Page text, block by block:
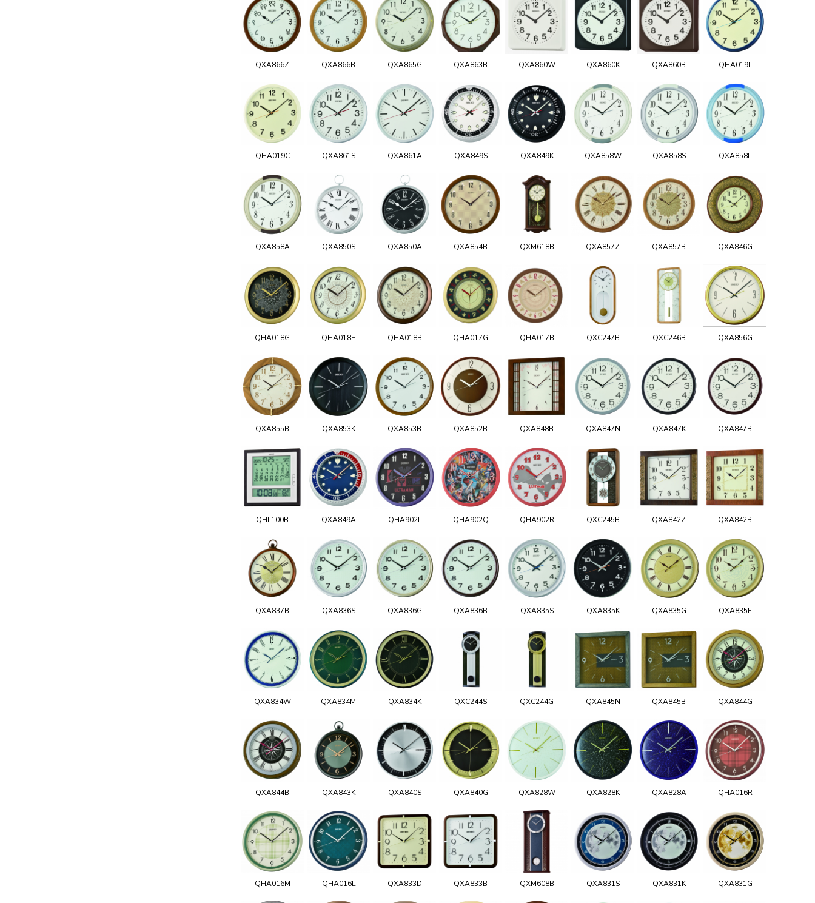
QXA866Z QXA866B QXA865G QXA863B QXA860W QXA860K QXA860B QHA019L
QHA019C QXA861S QXA861A QXA849S QXA849K QXA858W QXA858S QXA858L
QXA858A QXA850S QXA850A QXA854B QXM618B QXA857Z QXA857B QXA846G
QHA018G QHA018F QHA018B QHA017G QHA017B QXC247B QXC246B QXA856G
QXA855B QXA853K QXA853B QXA852B QXA848B QXA847N QXA847K QXA847B
QHL100B QXA849A QHA902L QHA902Q QHA902R QXC245B QXA842Z QXA842B
QXA837B QXA836S QXA836G QXA836B QXA835S QXA835K QXA835G QXA835F
QXA834W QXA834M QXA834K QXC244S QXC244G QXA845N QXA845B QXA844G
QXA844B QXA843K QXA840S QXA840G QXA828W QXA828K QXA828A QHA016R
QHA016M QHA016L QXA833D QXA833B QXM608B QXA831S QXA831K QXA831G